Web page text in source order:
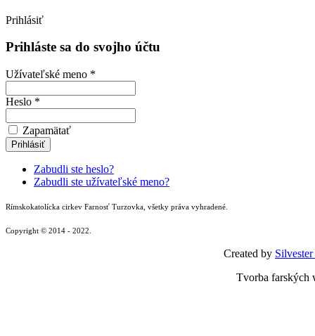
Prihlásiť
Prihláste sa do svojho účtu
Užívateľské meno *
Heslo *
Zapamätať
Zabudli ste heslo?
Zabudli ste užívateľské meno?
Rímskokatolícka cirkev Farnosť Turzovka, všetky práva vyhradené.
Copyright © 2014 - 2022.
Created by
Tvorba farských